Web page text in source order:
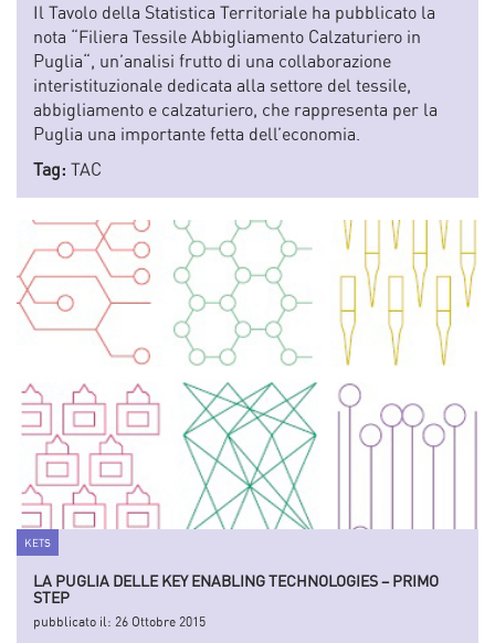
Il Tavolo della Statistica Territoriale ha pubblicato la
nota “Filiera Tessile Abbigliamento Calzaturiero in
Puglia“, un’analisi frutto di una collaborazione
interistituzionale dedicata alla settore del tessile,
abbigliamento e calzaturiero, che rappresenta per la
Puglia una importante fetta dell’economia.
Tag: TAC
KETS
LA PUGLIA DELLE KEY ENABLING TECHNOLOGIES – PRIMO
STEP
pubblicato il: 26 Ottobre 2015